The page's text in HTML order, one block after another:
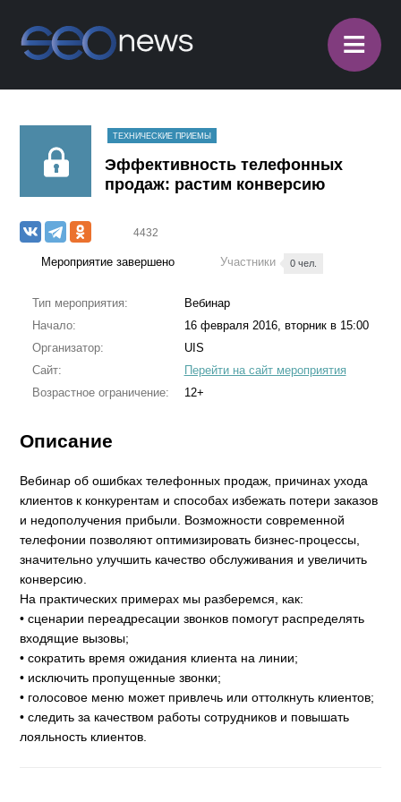
≡
ТЕХНИЧЕСКИЕ ПРИЕМЫ
Эффективность телефонных
продаж: растим конверсию
4432
Мероприятие завершено Участники 0 чел.
Тип мероприятия:
Вебинар
Начало:
16 февраля 2016, вторник в 15:00
Организатор:
UIS
Сайт:
Перейти на сайт мероприятия
Возрастное ограничение:
12+
Описание
Вебинар об ошибках телефонных продаж, причинах ухода
клиентов к конкурентам и способах избежать потери заказов
и недополучения прибыли. Возможности современной
телефонии позволяют оптимизировать бизнес-процессы,
значительно улучшить качество обслуживания и увеличить
конверсию.
На практических примерах мы разберемся, как:
• сценарии переадресации звонков помогут распределять
входящие вызовы;
• сократить время ожидания клиента на линии;
• исключить пропущенные звонки;
• голосовое меню может привлечь или оттолкнуть клиентов;
• следить за качеством работы сотрудников и повышать
лояльность клиентов.